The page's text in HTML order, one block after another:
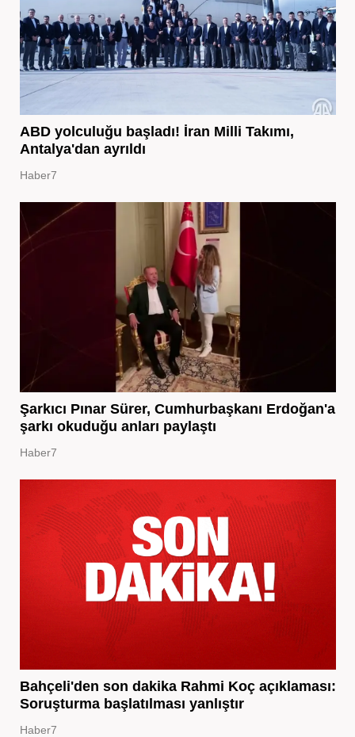
ABD yolculuğu başladı! İran Milli Takımı,
Antalya'dan ayrıldı
Haber7
Şarkıcı Pınar Sürer, Cumhurbaşkanı Erdoğan'a
şarkı okuduğu anları paylaştı
Haber7
Bahçeli'den son dakika Rahmi Koç açıklaması:
Soruşturma başlatılması yanlıştır
Haber7